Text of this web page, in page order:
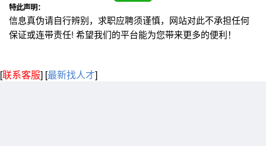
特此声明：
信息真伪请自行辨别，求职应聘须谨慎，网站对此不承担任何
保证或连带责任! 希望我们的平台能为您带来更多的便利！
[联系客服] [最新找人才]